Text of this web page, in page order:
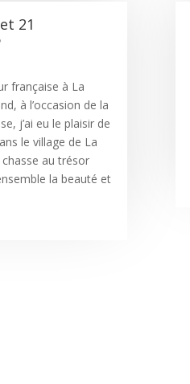
21
française à La
à l’occasion de la
j’ai eu le plaisir de
le village de La
chasse au trésor
la beauté et